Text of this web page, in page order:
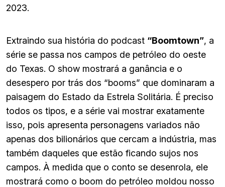
2023.
Extraindo sua história do podcast “Boomtown”, a
série se passa nos campos de petróleo do oeste
do Texas. O show mostrará a ganância e o
desespero por trás dos “booms” que dominaram a
paisagem do Estado da Estrela Solitária. É preciso
todos os tipos, e a série vai mostrar exatamente
isso, pois apresenta personagens variados não
apenas dos bilionários que cercam a indústria, mas
também daqueles que estão ficando sujos nos
campos. À medida que o conto se desenrola, ele
mostrará como o boom do petróleo moldou nosso